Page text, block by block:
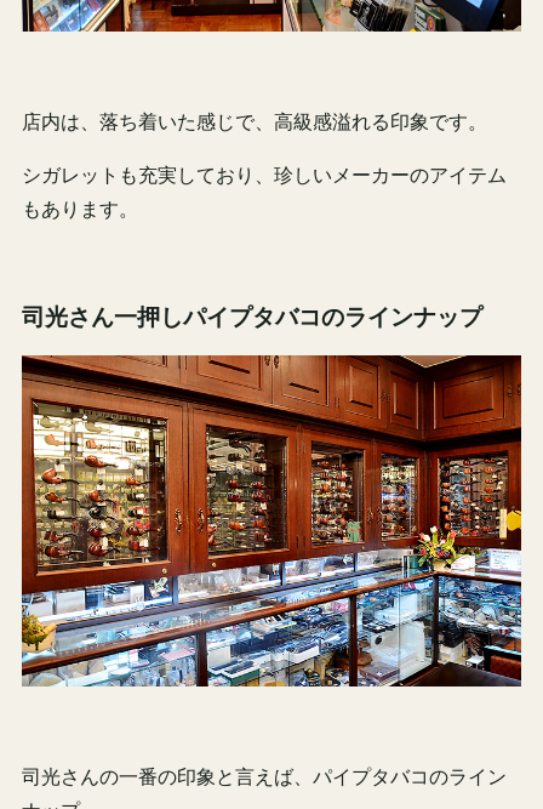
店内は、落ち着いた感じで、高級感溢れる印象です。
シガレットも充実しており、珍しいメーカーのアイテム
もあります。
司光さん一押しパイプタバコのラインナップ
司光さんの一番の印象と言えば、パイプタバコのライン